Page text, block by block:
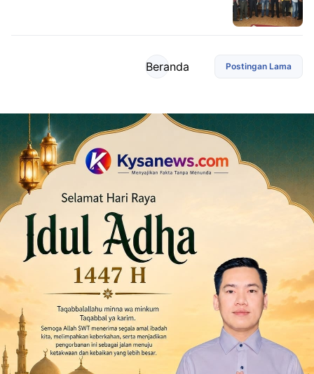
Postingan Lama
Beranda